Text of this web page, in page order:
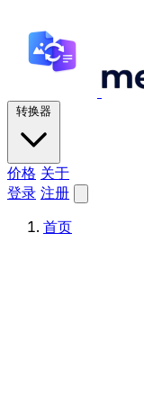
转换器
价格 关于
登录 注册
首页